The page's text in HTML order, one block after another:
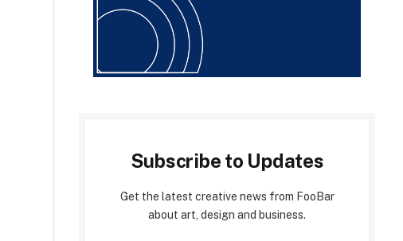
Subscribe to Updates
Get the latest creative news from FooBar
about art, design and business.